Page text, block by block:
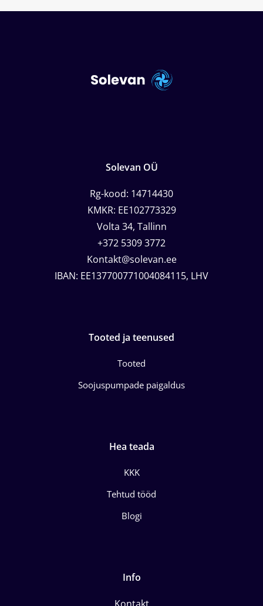
Solevan OÜ
Rg-kood: 14714430
KMKR: EE102773329
Volta 34, Tallinn
+372 5309 3772
Kontakt@solevan.ee
IBAN: EE137700771004084115, LHV
Tooted ja teenused
Tooted
Soojuspumpade paigaldus
Hea teada
KKK
Tehtud tööd
Blogi
Info